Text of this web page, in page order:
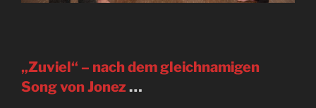
„Zuviel“ – nach dem gleichnamigen
Song von Jonez …